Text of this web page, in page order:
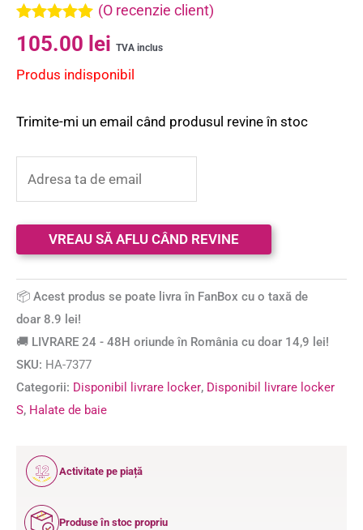
Evaluat la
5.00din 5 pe
singure
(O recenzie client)
105.00 lei TVA inclus
Produs indisponibil
Trimite-mi un email când produsul revine în stoc
📦 Acest produs se poate livra în FanBox cu o taxă de
doar 8.9 lei!
🚚 LIVRARE 24 - 48H oriunde în România cu doar 14,9 lei!
SKU: HA-7377
Categorii: Disponibil livrare locker, Disponibil livrare locker
S, Halate de baie
12
ANI
Activitate pe piață
Produse în stoc propriu